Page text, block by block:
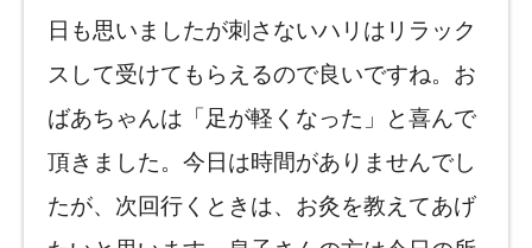
日も思いましたが刺さないハリはリラック
スして受けてもらえるので良いですね。お
ばあちゃんは「足が軽くなった」と喜んで
頂きました。今日は時間がありませんでし
たが、次回行くときは、お灸を教えてあげ